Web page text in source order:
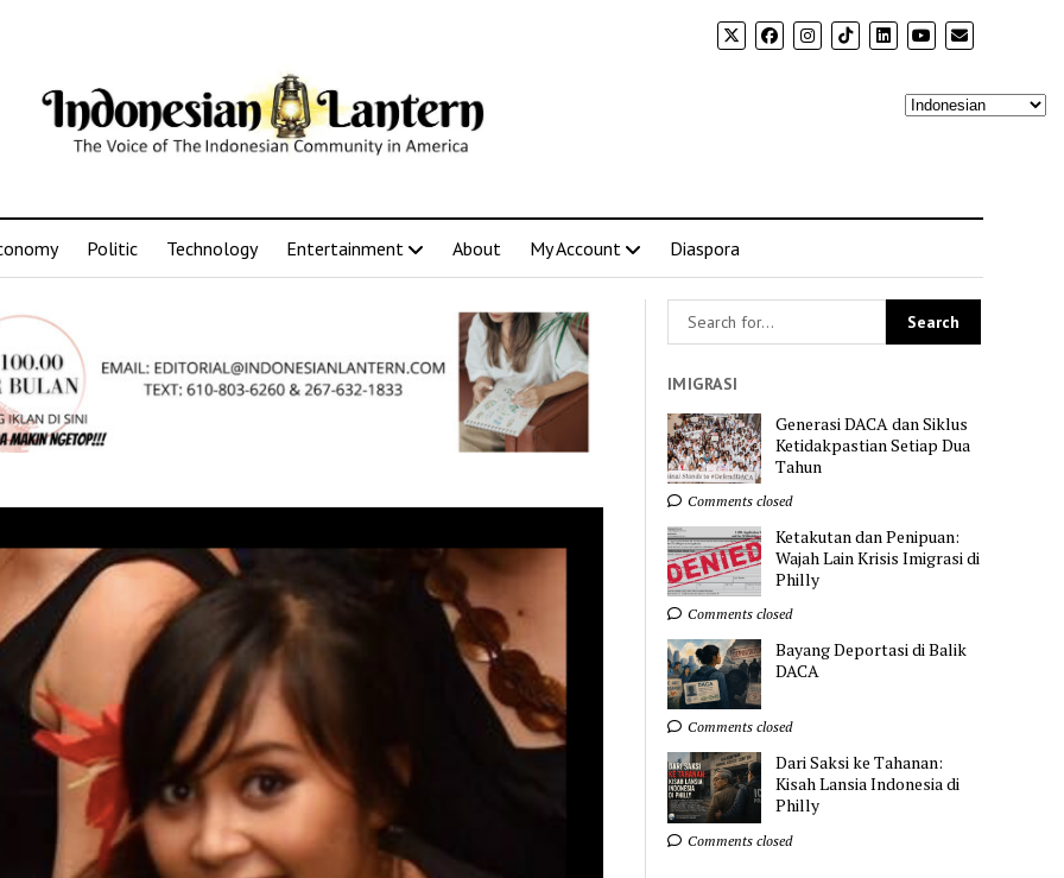
Politic Technology Entertainment About My Account Diaspora
IMIGRASI
Generasi DACA dan Siklus
Ketidakpastian Setiap Dua
Tahun
Comments closed
Ketakutan dan Penipuan:
Wajah Lain Krisis Imigrasi di
Philly
Comments closed
Bayang Deportasi di Balik
DACA
Comments closed
Dari Saksi ke Tahanan:
Kisah Lansia Indonesia di
Philly
Comments closed